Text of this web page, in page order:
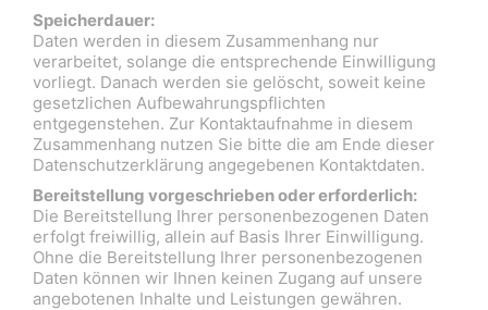
Speicherdauer:
Daten werden in diesem Zusammenhang nur
verarbeitet, solange die entsprechende Einwilligung
vorliegt. Danach werden sie gelöscht, soweit keine
gesetzlichen Aufbewahrungspflichten
entgegenstehen. Zur Kontaktaufnahme in diesem
Zusammenhang nutzen Sie bitte die am Ende dieser
Datenschutzerklärung angegebenen Kontaktdaten.
Bereitstellung vorgeschrieben oder erforderlich:
Die Bereitstellung Ihrer personenbezogenen Daten
erfolgt freiwillig, allein auf Basis Ihrer Einwilligung.
Ohne die Bereitstellung Ihrer personenbezogenen
Daten können wir Ihnen keinen Zugang auf unsere
angebotenen Inhalte und Leistungen gewähren.